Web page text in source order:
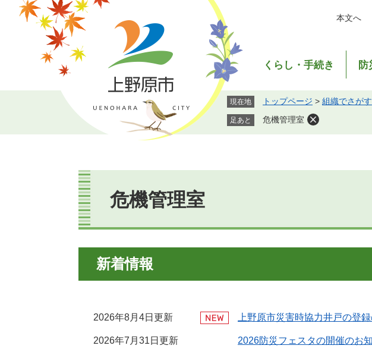
で
ば
本
本文へ
くらし・手続き 防
現在地 トップページ > 組織でさがす
足あと 危機管理室
本
文
危機管理室
新着情報
2026年8月4日更新 上野原市災害時協力井戸の登
2026年7月31日更新 2026防災フェスタの開催のお